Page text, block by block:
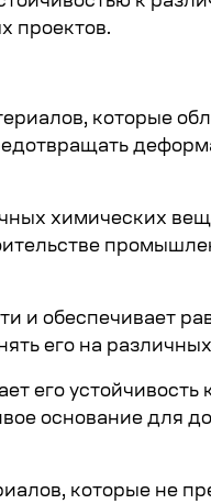
проектов.
которые
химических
и обеспечивает
его на различных
его устойчивость
основание для
которые не